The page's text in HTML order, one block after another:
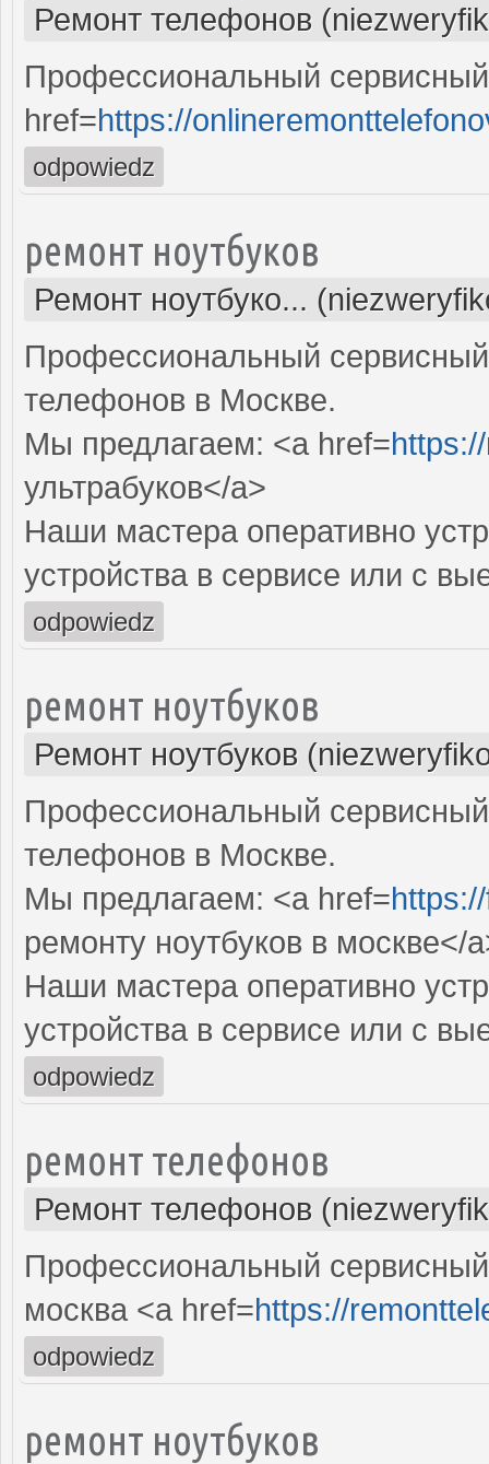
Ремонт телефонов
Профессиональный
href=https://
odpowiedz
ремонт ноутбуков
Ремонт ноутбуко...
Профессиональный
телефонов в Москве.
Мы предлагаем: <a href=
ультрабуков</a>
Наши мастера оперативно
устройства в сервисе или с
odpowiedz
ремонт ноутбуков
Ремонт ноутбуков
Профессиональный
телефонов в Москве.
Мы предлагаем: <a href=
ремонту ноутбуков в москве</
Наши мастера оперативно
устройства в сервисе или с
odpowiedz
ремонт телефонов
Ремонт телефонов
Профессиональный
москва <a href=https://
odpowiedz
ремонт ноутбуков